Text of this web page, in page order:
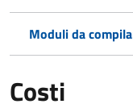
Moduli da
Costi